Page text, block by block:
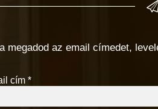
megadod az email címedet,
cím*